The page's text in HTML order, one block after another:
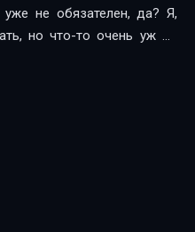
уже не обязателен, да? Я,
но что-то очень уж он
что-то невнятно, еще и